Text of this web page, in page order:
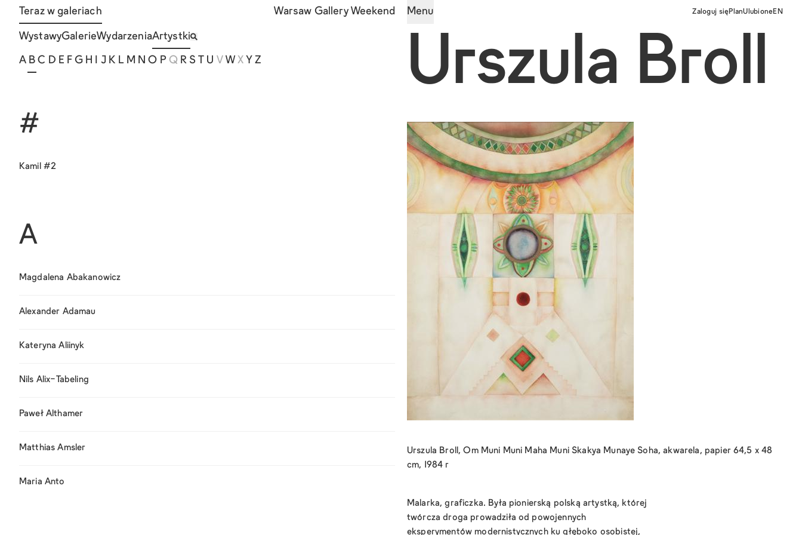
Teraz w galeriach Warsaw Gallery Weekend Menu Zaloguj się PlanUlubione EN
WystawyGalerieWydarzeniaArtystki
A B C D E F G H J K L M N O P Q R S U V W X Y Z
#
Kamil #2
A
Magdalena Abakanowicz
Alexander Adamau
Kateryna Aliinyk
Nils Alix-Tabeling
Paweł Althamer
Matthias Amsler
Maria Anto
Urszula Broll
Urszula Broll, Om Muni Muni Maha Muni Skakya Munaye Soha, akwarela, papier 64,5 x 48
cm, 1984 r
Malarka, graficzka. Była pionierską polską artystką, której
twórcza droga prowadziła od powojennych
eksperymentów modernistycznych ku głęboko osobistej,